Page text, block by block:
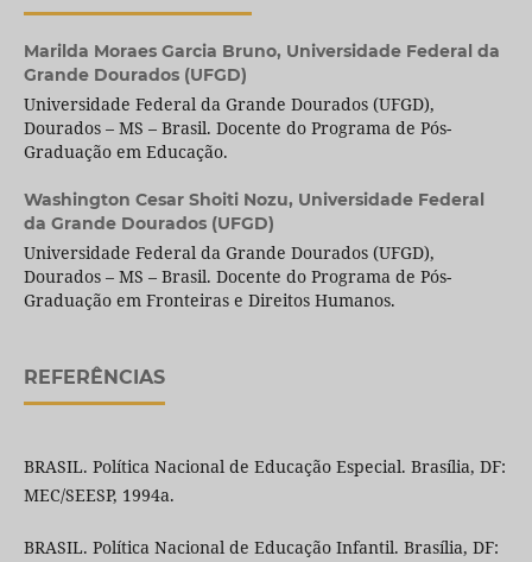
Marilda Moraes Garcia Bruno, Universidade Federal da
Grande Dourados (UFGD)
Universidade Federal da Grande Dourados (UFGD),
Dourados – MS – Brasil. Docente do Programa de Pós-
Graduação em Educação.
Washington Cesar Shoiti Nozu, Universidade Federal
da Grande Dourados (UFGD)
Universidade Federal da Grande Dourados (UFGD),
Dourados – MS – Brasil. Docente do Programa de Pós-
Graduação em Fronteiras e Direitos Humanos.
REFERÊNCIAS
BRASIL. Política Nacional de Educação Especial. Brasília, DF:
MEC/SEESP, 1994a.
BRASIL. Política Nacional de Educação Infantil. Brasília, DF: